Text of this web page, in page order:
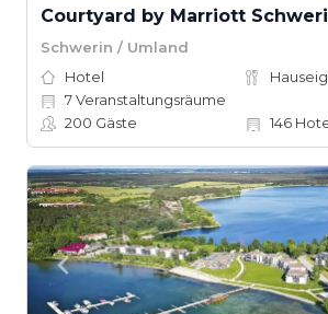
Courtyard by Marriott
Schwerin / Umland
Hotel
7Veranstaltungsräume
200 Gäste 146